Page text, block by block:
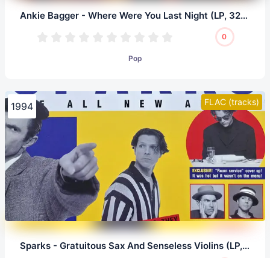
Ankie Bagger - Where Were You Last Night (LP, 32/192.0)
0
Pop
FLAC (tracks)
1994
Sparks - Gratuitous Sax And Senseless Violins (LP, 24/96.0)